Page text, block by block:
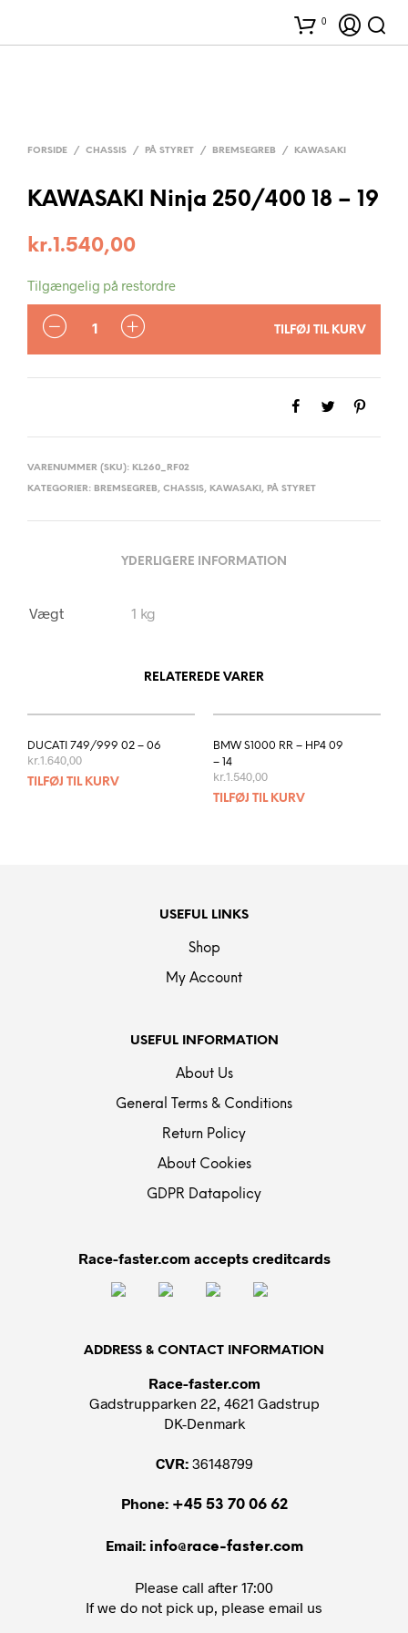
0
FORSIDE / CHASSIS / PÅ STYRET / BREMSEGREB / KAWASAKI
KAWASAKI Ninja 250/400 18 – 19
kr.1.540,00
Tilgængelig på restordre
ANTAL
TILFØJ TIL KURV
VARENUMMER (SKU): KL260_RF02
KATEGORIER: BREMSEGREB, CHASSIS, KAWASAKI , PÅ STYRET
YDERLIGERE INFORMATION
Vægt 1 kg
RELATEREDE VARER
DUCATI 749/999 02 – 06
kr.1.640,00
TILFØJ TIL KURV
BMW S1000 RR – HP4 09
– 14
kr.1.540,00
TILFØJ TIL KURV
USEFUL LINKS
Shop
My Account
USEFUL INFORMATION
About Us
General Terms & Conditions
Return Policy
About Cookies
GDPR Datapolicy
Race-faster.com accepts creditcards
ADDRESS & CONTACT INFORMATION
Race-faster.com
Gadstrupparken 22, 4621 Gadstrup
DK-Denmark
CVR:36148799
Phone: +45 53 70 06 62
Email: info@race-faster.com
Please call after 17:00
If we do not pick up, please email us